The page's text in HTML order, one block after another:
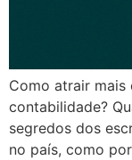
Como atrair
contabilidade?
segredos dos
no país, como